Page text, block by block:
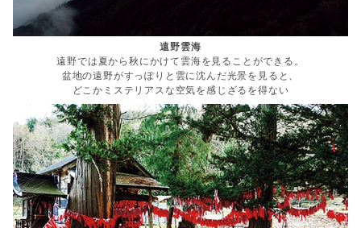
遠野雲海
遠野では夏から秋にかけて雲海を見ることができる。
盆地の遠野がすっぽりと雲に沈んだ光景を見ると、
どこかミステリアスな空気を感じざるを得ない